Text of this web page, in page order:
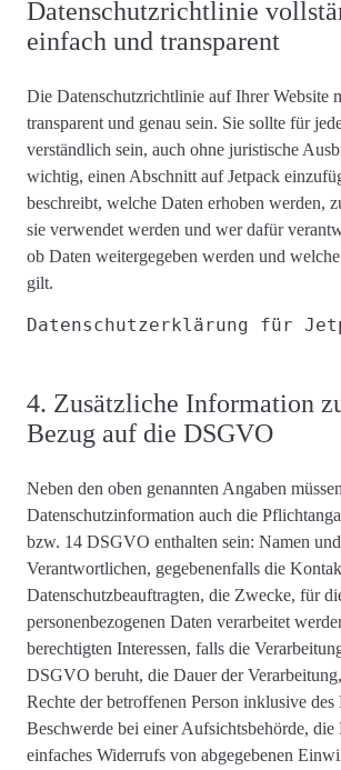
Datenschutzrichtlinie
einfach und transparent
Die Datenschutzrichtlinie auf Ihrer Website
transparent und genau sein. Sie sollte für
verständlich sein, auch ohne juristische
wichtig, einen Abschnitt auf Jetpack
beschreibt, welche Daten erhoben werden,
sie verwendet werden und wer dafür
ob Daten weitergegeben werden und
gilt.
Datenschutzerklärung für
4. Zusätzliche Information
Bezug auf die DSGVO
Neben den oben genannten Angaben
Datenschutzinformation auch die
bzw. 14 DSGVO enthalten sein: Namen
Verantwortlichen, gegebenenfalls die
Datenschutzbeauftragten, die Zwecke, für
personenbezogenen Daten verarbeitet
berechtigten Interessen, falls die
DSGVO beruht, die Dauer der
Rechte der betroffenen Person inklusive des
Beschwerde bei einer Aufsichtsbehörde,
einfaches Widerrufs von abgegebenen